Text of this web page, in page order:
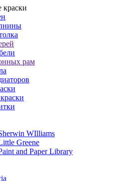
краски
рам
WIlliams
Greene
and Paper Library